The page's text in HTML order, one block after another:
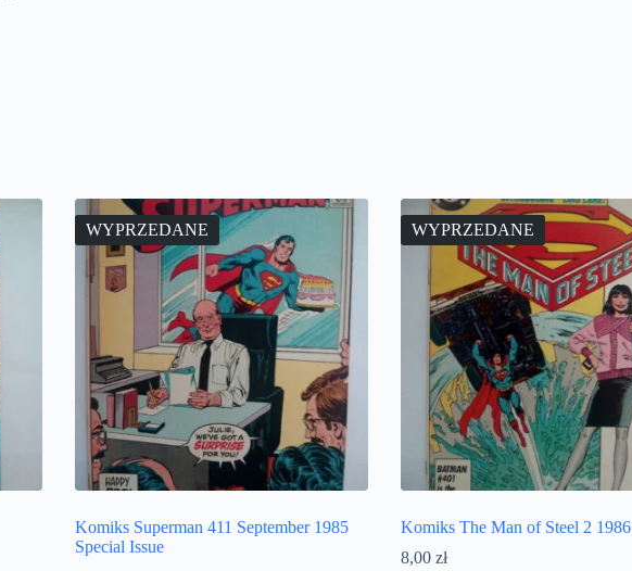
WYPRZEDANE
Komiks Superman 411 September 1985
Special Issue
WYPRZEDANE
Komiks The Man of Steel 2 1986
8,00 zł